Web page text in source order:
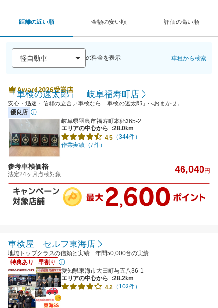
距離の近い順 金額の安い順 評価の高い順
の料金を表示 車種から検索
「車検の速太郎」 岐阜福寿町店
安心・迅速・信頼の立合い車検なら「車検の速太郎」へおまかせ。
優良店
岐阜県羽島市福寿町本郷365-2
エリアの中心から
:28.0km
4.5 （344件）
作業実績（7件）
参考車検価格
法定24ヶ月点検対象 46,040円
車検屋 セルフ東海店
地域トップクラスの信頼と実績 年間50,000台の実績
特典あり
早割り
愛知県東海市大田町与五八36-1
エリアの中心から
:28.2km
4.2 （103件）